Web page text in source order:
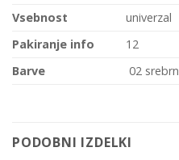
Vsebnost
univerzal
Pakiranje info
12
Barve
02
PODOBNI IZDELKI